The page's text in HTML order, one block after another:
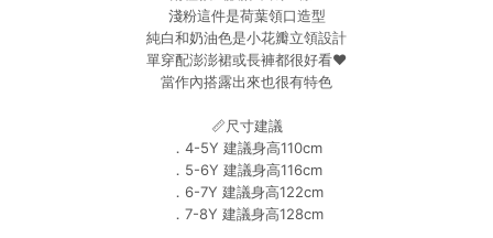
淺粉這件是荷葉領口造型
純白和奶油色是小花瓣立領設計
單穿配澎澎裙或長褲都很好看❤️
當作內搭露出來也很有特色
📏尺寸建議
．4-5Y 建議身高110cm
．5-6Y 建議身高116cm
．6-7Y 建議身高122cm
．7-8Y 建議身高128cm